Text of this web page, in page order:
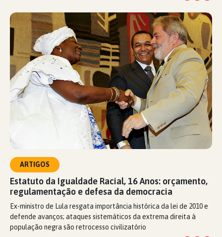
ARTIGOS
Estatuto da Igualdade Racial, 16 Anos: orçamento,
regulamentação e defesa da democracia
Ex-ministro de Lula resgata importância histórica da lei de 2010 e
defende avanços; ataques sistemáticos da extrema direita à
população negra são retrocesso civilizatório